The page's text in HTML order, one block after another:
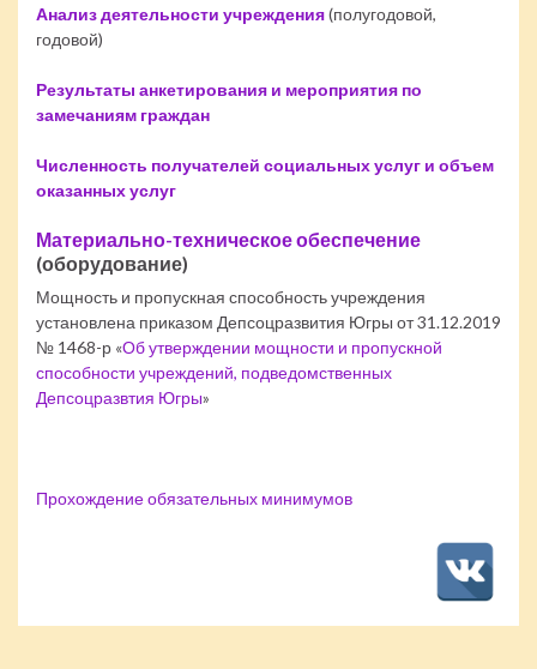
Анализ деятельности учреждения(полугодовой,
годовой)
Результаты анкетирования и мероприятия по
замечаниям граждан
Численность получателей социальных услуг и объем
оказанных услуг
Материально-техническое обеспечение
(оборудование)
Мощность и пропускная способность учреждения
установлена приказом Депсоцразвития Югры от 31.12.2019
№ 1468-р «Об утверждении мощности и пропускной
способности учреждений, подведомственных
Депсоцразвтия Югры»
Прохождение обязательных минимумов